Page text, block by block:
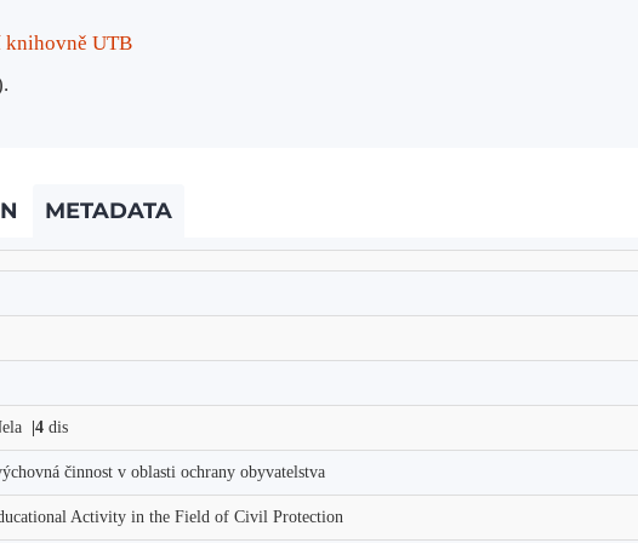
UTB
METADATA
|4 dis
činnost v oblasti ochrany obyvatelstva
Activity in the Field of Civil Protection